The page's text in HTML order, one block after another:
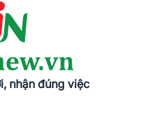
nhận đúng việc